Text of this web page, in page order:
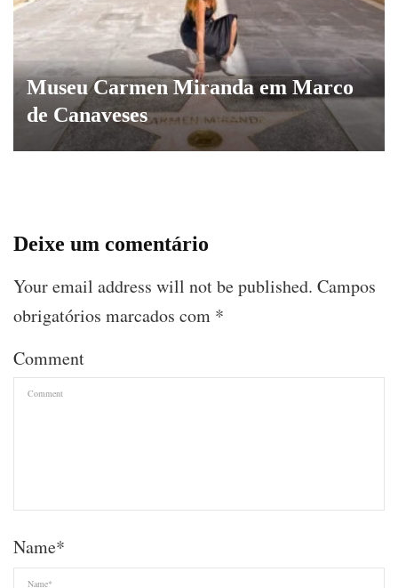
Museu Carmen Miranda em Marco
de Canaveses
Deixe um comentário
Your email address will not be published. Campos
obrigatórios marcados com *
Comment
Name*